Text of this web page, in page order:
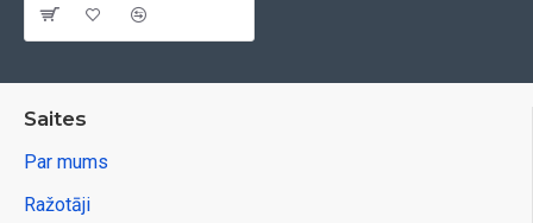
Saites
Par mums
Ražotāji